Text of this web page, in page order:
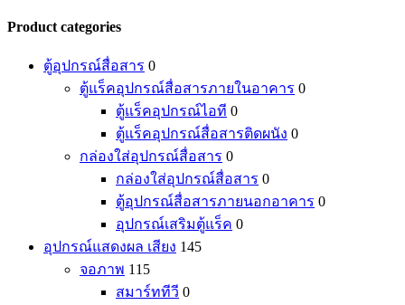
Product categories
ตู้อุปกรณ์สื่อสาร 0
ตู้แร็คอุปกรณ์สื่อสารภายในอาคาร 0
ตู้แร็คอุปกรณ์ไอที 0
ตู้แร็คอุปกรณ์สื่อสารติดผนัง 0
กล่องใส่อุปกรณ์สื่อสาร 0
กล่องใส่อุปกรณ์สื่อสาร 0
ตู้อุปกรณ์สื่อสารภายนอกอาคาร 0
อุปกรณ์เสริมตู้แร็ค 0
อุปกรณ์แสดงผล เสียง 145
จอภาพ 115
สมาร์ททีวี 0